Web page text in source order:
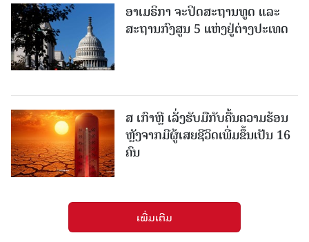
ອາເມຣິກາ ຈະປິດສະຖານທູດ ແ​ລະ
ສະຖານກົງສູນ 5 ແຫ່ງ​ຢູ່​ຕ່າງ​ປະ​ເທດ
ສ ເກົາຫຼີ ເລັ່ງຮັບມືກັບຄື້ນຄວາມຮ້ອນ
ຫຼັງຈາກມີຜູ້ເສຍຊີວິດເພີ່ມຂຶ້ນເປັນ 16
ຄົນ
ເພີ່ມເຕີມ